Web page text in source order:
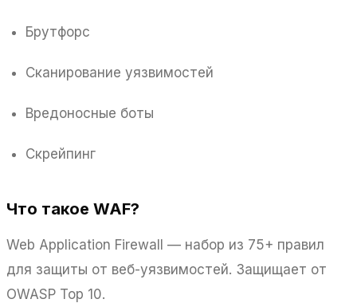
Брутфорс
Сканирование уязвимостей
Вредоносные боты
Скрейпинг
Что такое WAF?
Web Application Firewall — набор из 75+ правил
для защиты от веб-уязвимостей. Защищает от
OWASP Top 10.